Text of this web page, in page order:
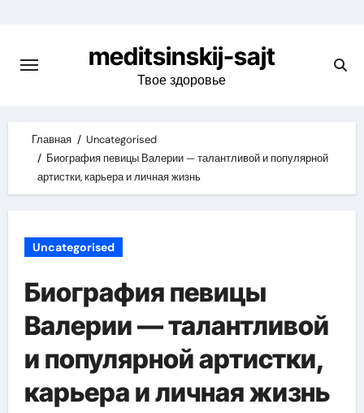
content
meditsinskij-sajt
Твое здоровье
Главная
Uncategorised
Биография певицы Валерии — талантливой и популярной
артистки, карьера и личная жизнь
Uncategorised
Биография певицы
Валерии — талантливой
и популярной артистки,
карьера и личная жизнь